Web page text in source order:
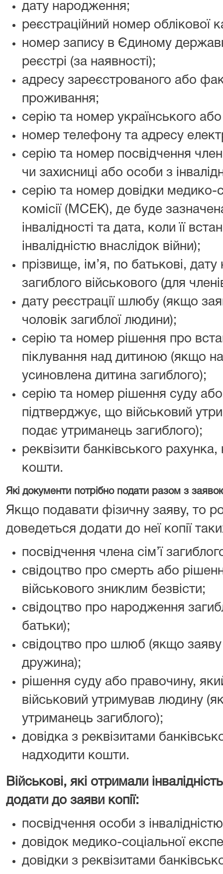
дату народження;
реєстраційний номер облікової
номер запису в Єдиному
реєстрі (за наявності);
адресу зареєстрованого або
проживання;
серію та номер українського
номер телефону та адресу
серію та номер посвідчення
чи захисниці або особи з
серію та номер довідки медико-
комісії (МСЕК), де буде
інвалідності та дата, коли її
інвалідністю внаслідок війни);
прізвище, ім’я, по батькові,
загиблого військового (для
дату реєстрації шлюбу (якщо
чоловік загиблої людини);
серію та номер рішення про
піклування над дитиною (якщо
усиновлена дитина загиблого);
серію та номер рішення суду
підтверджує, що військовий
подає утриманець загиблого);
реквізити банківського
кошти.
Які документи потрібно подати разом з
Якщо подавати фізичну заяву, то
доведеться додати до неї копії
посвідчення члена сім’ї
свідоцтво про смерть або
військового зниклим безвісти;
свідоцтво про народження
батьки);
свідоцтво про шлюб (якщо заяву
дружина);
рішення суду або правочину,
військовий утримував людину
утриманець загиблого);
довідка з реквізитами
надходити кошти.
Військові, які отримали
додати до заяви копії:
посвідчення особи з
довідок медико-соціальної
довідки з реквізитами